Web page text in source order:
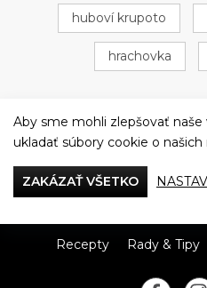
huboví krupoto
hrachovka
Recepty Rady & Tipy
Aby sme mohli zlepšovať
ukladať súbory cookie o
ZAKÁZAŤ VŠETKO